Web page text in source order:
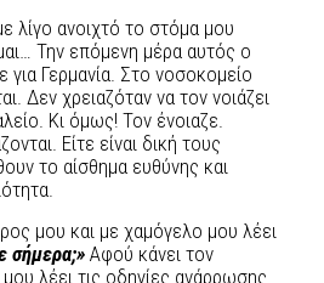
λίγο ανοιχτό το στόμα μου
Την επόμενη μέρα αυτός ο
Γερμανία. Στο νοσοκομείο
Δεν χρειαζόταν να τον νοιάζει
Κι όμως! Τον ένοιαζε.
Είτε είναι δική τους
το αίσθημα ευθύνης και
μου και με χαμόγελο μου λέει
σήμερα;»Αφού κάνει τον
λέει τις οδηγίες ανάρρωσης